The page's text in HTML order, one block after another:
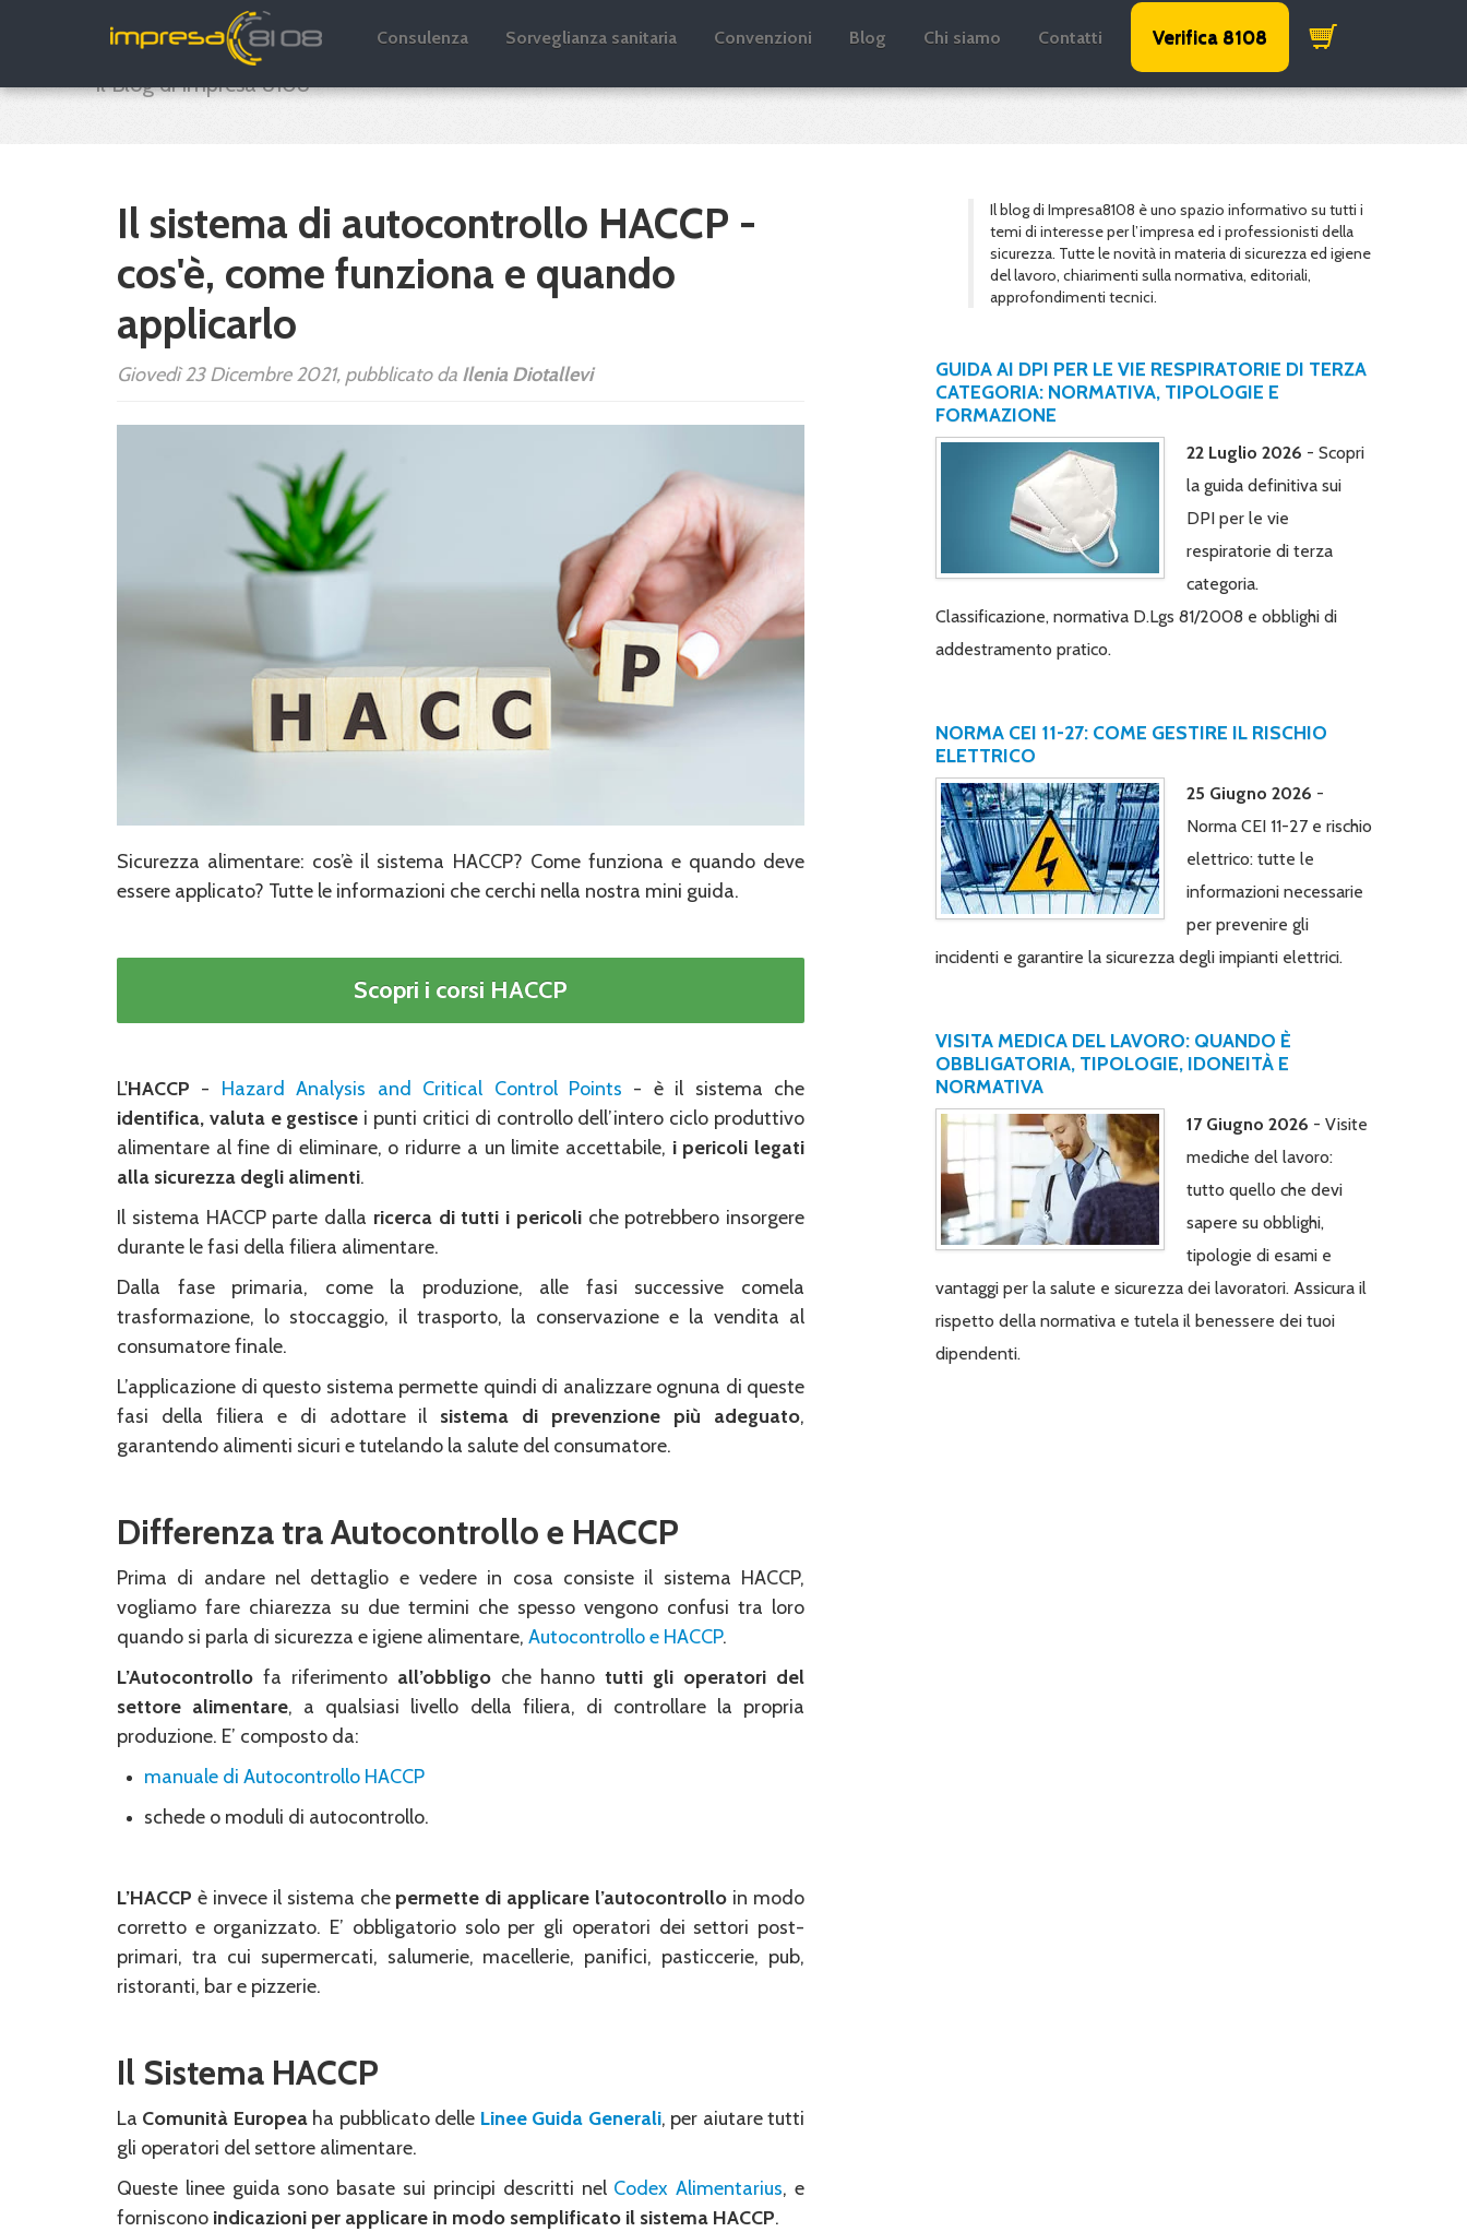
Consulenza Sorveglianza sanitaria Convenzioni Blog Chi siamo Contatti Verifica 8108
Impresa 8108 Blog
Il Blog di Impresa 8108
Il sistema di autocontrollo HACCP -
cos'è, come funziona e quando
applicarlo
Giovedì 23 Dicembre 2021, pubblicato da Ilenia Diotallevi
Sicurezza alimentare: cos’è il sistema HACCP? Come funziona e quando deve
essere applicato? Tutte le informazioni che cerchi nella nostra mini guida.
Scopri i corsi HACCP
L'HACCP - Hazard Analysis and Critical Control Points - è il sistema che
identifica, valuta e gestisce i punti critici di controllo dell’intero ciclo produttivo
alimentare al fine di eliminare, o ridurre a un limite accettabile, i pericoli legati
alla sicurezza degli alimenti.
Il sistema HACCP parte dalla ricerca di tutti i pericoli che potrebbero insorgere
durante le fasi della filiera alimentare.
Dalla fase primaria, come la produzione, alle fasi successive comela
trasformazione, lo stoccaggio, il trasporto, la conservazione e la vendita al
consumatore finale.
L’applicazione di questo sistema permette quindi di analizzare ognuna di queste
fasi della filiera e di adottare il sistema di prevenzione più adeguato,
garantendo alimenti sicuri e tutelando la salute del consumatore.
Differenza tra Autocontrollo e HACCP
Prima di andare nel dettaglio e vedere in cosa consiste il sistema HACCP,
vogliamo fare chiarezza su due termini che spesso vengono confusi tra loro
quando si parla di sicurezza e igiene alimentare, Autocontrollo e HACCP.
L’Autocontrollo fa riferimento all’obbligoche hannotutti gli operatori del
settore alimentare, a qualsiasi livello della filiera, di controllare la propria
produzione. E’ composto da:
manuale di Autocontrollo HACCP
schede o moduli di autocontrollo.
L’HACCP è invece il sistema che permette di applicare l’autocontrollo in modo
corretto e organizzato. E’ obbligatorio solo per gli operatori dei settori post-
primari, tra cui supermercati, salumerie, macellerie, panifici, pasticcerie, pub,
ristoranti, bar e pizzerie.
Il Sistema HACCP
La Comunità Europeaha pubblicato delle Linee Guida Generali, per aiutare tutti
gli operatori del settore alimentare.
Queste linee guida sono basate sui principi descritti nel Codex Alimentarius, e
forniscono indicazioni per applicare in modo semplificato il ​​sistema HACCP.
Il blog di Impresa8108 è uno spazio informativo su tutti i
temi di interesse per l’impresa ed i professionisti della
sicurezza. Tutte le novità in materia di sicurezza ed igiene
del lavoro, chiarimenti sulla normativa, editoriali,
approfondimenti tecnici.
GUIDA AI DPI PER LE VIE RESPIRATORIE DI TERZA
CATEGORIA: NORMATIVA, TIPOLOGIE E
FORMAZIONE
22 Luglio 2026 - Scopri
la guida definitiva sui
DPI per le vie
respiratorie di terza
categoria.
Classificazione, normativa D.Lgs 81/2008 e obblighi di
addestramento pratico.
NORMA CEI 11-27: COME GESTIRE IL RISCHIO
ELETTRICO
25 Giugno 2026 -
Norma CEI 11-27 e rischio
elettrico: tutte le
informazioni necessarie
per prevenire gli
incidenti e garantire la sicurezza degli impianti elettrici.
VISITA MEDICA DEL LAVORO: QUANDO È
OBBLIGATORIA, TIPOLOGIE, IDONEITÀ E
NORMATIVA
17 Giugno 2026 - Visite
mediche del lavoro:
tutto quello che devi
sapere su obblighi,
tipologie di esami e
vantaggi per la salute e sicurezza dei lavoratori. Assicura il
rispetto della normativa e tutela il benessere dei tuoi
dipendenti.